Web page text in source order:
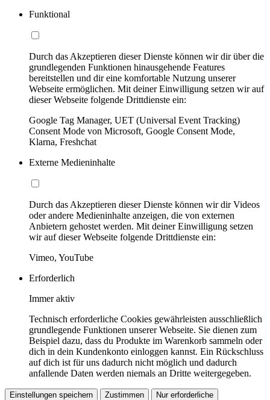
Funktional
Durch das Akzeptieren dieser Dienste können wir dir über die
grundlegenden Funktionen hinausgehende Features
bereitstellen und dir eine komfortable Nutzung unserer
Webseite ermöglichen. Mit deiner Einwilligung setzen wir auf
dieser Webseite folgende Drittdienste ein:
Google Tag Manager, UET (Universal Event Tracking)
Consent Mode von Microsoft, Google Consent Mode,
Klarna, Freshchat
Externe Medieninhalte
Durch das Akzeptieren dieser Dienste können wir dir Videos
oder andere Medieninhalte anzeigen, die von externen
Anbietern gehostet werden. Mit deiner Einwilligung setzen
wir auf dieser Webseite folgende Drittdienste ein:
Vimeo, YouTube
Erforderlich
Immer aktiv
Technisch erforderliche Cookies gewährleisten ausschließlich
grundlegende Funktionen unserer Webseite. Sie dienen zum
Beispiel dazu, dass du Produkte im Warenkorb sammeln oder
dich in dein Kundenkonto einloggen kannst. Ein Rückschluss
auf dich ist für uns dadurch nicht möglich und dadurch
anfallende Daten werden niemals an Dritte weitergegeben.
Einstellungen speichern Zustimmen Nur erforderliche